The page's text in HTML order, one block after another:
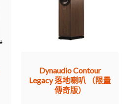
Dynaudio Contour
Legacy 落地喇叭 （限量
傳奇版）